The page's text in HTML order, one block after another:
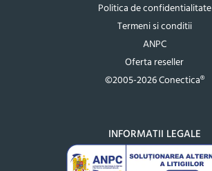
Politica de confidentialitate
Termeni si conditii
ANPC
Oferta reseller
©2005-2026 Conectica®
INFORMATII LEGALE